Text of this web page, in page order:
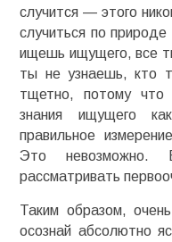
случится — этого
случиться по
ищешь ищущего, все
ты не узнаешь, кто
тщетно, потому
знания ищущего
правильное
Это невозможно.
рассматривать
Таким образом,
осознай абсолютно